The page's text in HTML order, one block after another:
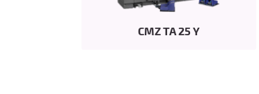
CMZ TA 25 Y